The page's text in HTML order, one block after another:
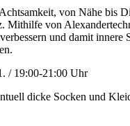
von Nähe bis
Mithilfe von
und damit innere
/ 19:00-21:00 Uhr
dicke Socken und